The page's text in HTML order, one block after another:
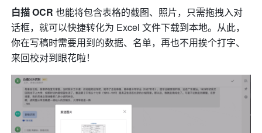
白描 OCR 也能将包含表格的截图、照片，只需拖拽入对
话框，就可以快捷转化为 Excel 文件下载到本地。从此，
你在写稿时需要用到的数据、名单，再也不用挨个打字、
来回校对到眼花啦！